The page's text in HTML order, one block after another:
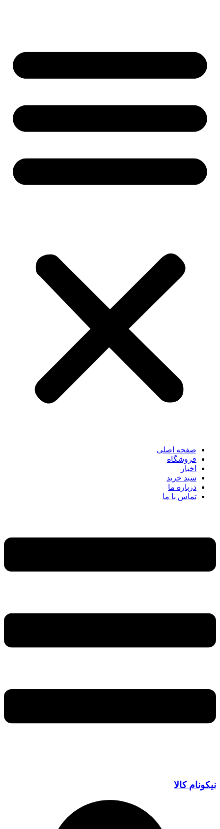
صفحه اصلی
فروشگاه
اخبار
سبد خرید
درباره ما
تماس با ما
نیکونام کالا